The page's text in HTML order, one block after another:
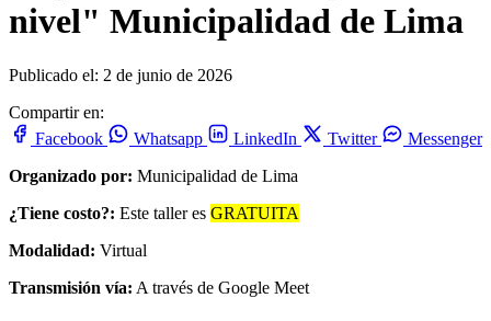
nivel" Municipalidad de Lima
Publicado el: 2 de junio de 2026
Compartir en:
Facebook
Whatsapp LinkedIn Twitter
Messenger
Organizado por: Municipalidad de Lima
¿Tiene costo?: Este taller es GRATUITA
Modalidad: Virtual
Transmisión vía: A través de Google Meet